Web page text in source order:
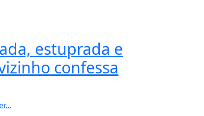
estuprada e
confessa